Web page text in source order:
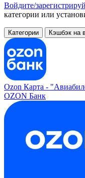
Войдите/
категории или
Категории Кэшбэк на
Ozon Карта -
OZON Банк